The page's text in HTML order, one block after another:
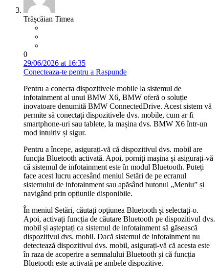
Trășcăian Timea
0
29/06/2026 at 16:35
Conecteaza-te pentru a Raspunde
Pentru a conecta dispozitivele mobile la sistemul de
infotainment al unui BMW X6, BMW oferă o soluție
inovatoare denumită BMW ConnectedDrive. Acest sistem vă
permite să conectați dispozitivele dvs. mobile, cum ar fi
smartphone-uri sau tablete, la mașina dvs. BMW X6 într-un
mod intuitiv și sigur.
Pentru a începe, asigurați-vă că dispozitivul dvs. mobil are
funcția Bluetooth activată. Apoi, porniți mașina și asigurați-vă
că sistemul de infotainment este în modul Bluetooth. Puteți
face acest lucru accesând meniul Setări de pe ecranul
sistemului de infotainment sau apăsând butonul „Meniu” și
navigând prin opțiunile disponibile.
În meniul Setări, căutați opțiunea Bluetooth și selectați-o.
Apoi, activați funcția de căutare Bluetooth pe dispozitivul dvs.
mobil și așteptați ca sistemul de infotainment să găsească
dispozitivul dvs. mobil. Dacă sistemul de infotainment nu
detectează dispozitivul dvs. mobil, asigurați-vă că acesta este
în raza de acoperire a semnalului Bluetooth și că funcția
Bluetooth este activată pe ambele dispozitive.